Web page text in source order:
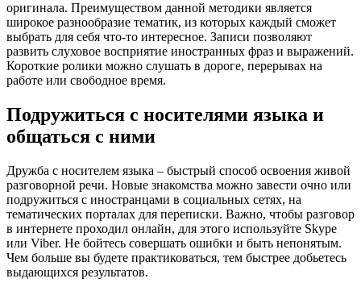
оригинала. Преимуществом данной методики является
широкое разнообразие тематик, из которых каждый сможет
выбрать для себя что-то интересное. Записи позволяют
развить слуховое восприятие иностранных фраз и выражений.
Короткие ролики можно слушать в дороге, перерывах на
работе или свободное время.
Подружиться с носителями языка и
общаться с ними
Дружба с носителем языка – быстрый способ освоения живой
разговорной речи. Новые знакомства можно завести очно или
подружиться с иностранцами в социальных сетях, на
тематических порталах для переписки. Важно, чтобы разговор
в интернете проходил онлайн, для этого используйте Skype
или Viber. Не бойтесь совершать ошибки и быть непонятым.
Чем больше вы будете практиковаться, тем быстрее добьетесь
выдающихся результатов.